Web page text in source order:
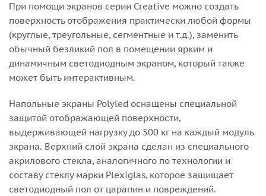
При помощи экранов серии Creative можно создать
поверхность отображения практически любой формы
(круглые, треугольные, сегментные и т.д.), заменить
обычный безликий пол в помещении ярким и
динамичным светодиодным экраном, который также
может быть интерактивным.
Напольные экраны Polyled оснащены специальной
защитой отображающей поверхности,
выдерживающей нагрузку до 500 кг на каждый модуль
экрана. Верхний слой экрана сделан из специального
акрилового стекла, аналогичного по технологии и
составу стеклу марки Plexiglas, которое защищает
светодиодный пол от царапин и повреждений.